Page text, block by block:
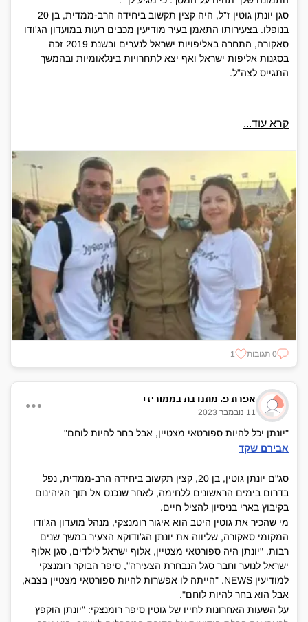
סגן יונתן גוטין ז”ל, היה קצין תקשוב ביחידה הרב-ממדית, בן 20
בנופלו. בצעירותו התאמן בעיר מודיעין מכבים רעות במועדון הג'ודו
סאקורה, התחרה באליפויות ישראל לנערים ובשנת 2019 זכה
בסגנות אליפות ישראל ואף יצא לתחרויות בינלאומיות ובהמשך
התגייס לצה”ל.
קרא עוד...
0 תגובות 1
אפרת פ. מתנדבת בממוריז+
11 נובמבר 2023
"יונתן יכל להיות ספורטאי מצטיין, אבל בחר להיות לוחם"
אבירם שקד
סג"ם יונתן גוטין, בן 20, קצין תקשוב ביחידה הרב-ממדית, נפל
בדרום בימים הראשונים ללחימה, לאחר שנכנס אל תוך הגיהינום
בקיבוץ בארי בניסיון להציל חיים.
מי שהכיר את גוטין היטב הוא איגור רומנצקי, מנהל מועדון הג'ודו
המקומי סאקורה, שליווה את יונתן הג'ודוקא הצעיר במשך שנים
רבות. "יונתן היה ספורטאי מצטיין, אלוף ישראל לילדים, סגן אלוף
ישראל לנוער וחבר סגל הנבחרת הצעירה", סיפר הבוקר רומנצקי
למודיעין NEWS. "הייתה לו אפשרות להיות ספורטאי מצטיין בצבא,
אבל הוא בחר להיות לוחם".
על השעות האחרונות לחייו של גוטין סיפר רומנצקי: "יונתן הוקפץ